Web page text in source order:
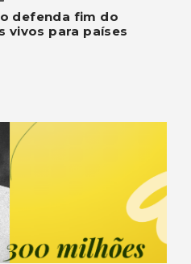
defenda fim do
vivos para países